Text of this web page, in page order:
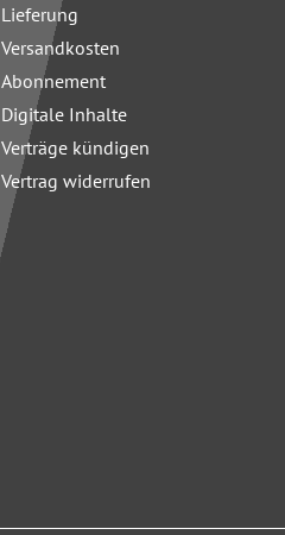
Lieferung
Versandkosten
Abonnement
Digitale Inhalte
Verträge kündigen
Vertrag widerrufen